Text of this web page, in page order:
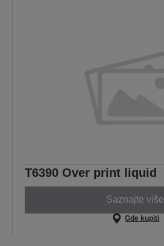
T6390 Over print liquid
Saznajte više
Gde kupiti